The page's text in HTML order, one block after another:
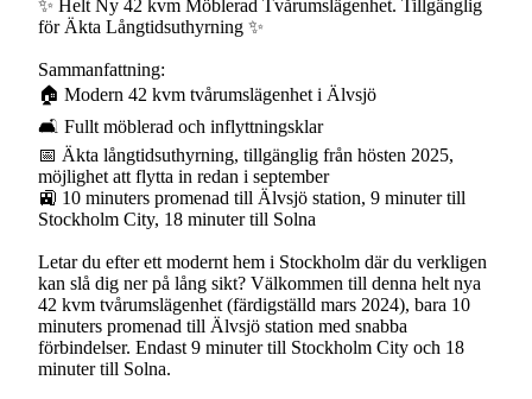
✨ Helt Ny 42 kvm Möblerad Tvårumslägenhet. Tillgänglig
för Äkta Långtidsuthyrning ✨
Sammanfattning:
🏠 Modern 42 kvm tvårumslägenhet i Älvsjö
🛋 Fullt möblerad och inflyttningsklar
📅 Äkta långtidsuthyrning, tillgänglig från hösten 2025,
möjlighet att flytta in redan i september
🚉 10 minuters promenad till Älvsjö station, 9 minuter till
Stockholm City, 18 minuter till Solna
Letar du efter ett modernt hem i Stockholm där du verkligen
kan slå dig ner på lång sikt? Välkommen till denna helt nya
42 kvm tvårumslägenhet (färdigställd mars 2024), bara 10
minuters promenad till Älvsjö station med snabba
förbindelser. Endast 9 minuter till Stockholm City och 18
minuter till Solna.